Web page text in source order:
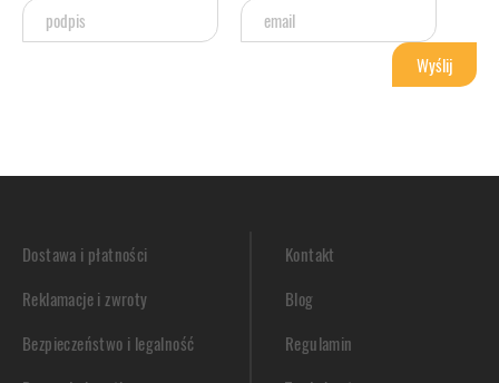
Dostawa i płatności
Reklamacje i zwroty
Bezpieczeństwo i legalność
Kontakt
Blog
Regulamin